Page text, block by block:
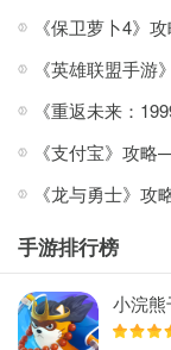
1.正版的游戏授权
绘也是非常有魅力
2.在里面收集各种类
验到属于你的角色
4.全新的庆生版本，
赢取哦。
游戏更新内容
1全新职业鬼斗罗，
《保卫萝卜4》
《英雄联盟手
《重返未来：
《支付宝》攻
《龙与勇士》
手游排行榜
小浣熊